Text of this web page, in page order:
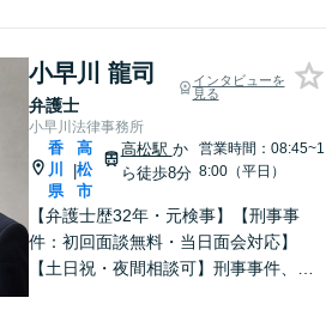
小早川 龍司
弁護士
インタビューを
見る
小早川法律事務所
香
川
県
|
高
松
市
高松駅 か
ら徒歩8分
営業時間：08:45~1
8:00（平日）
【弁護士歴32年・元検事】【刑事事
件：初回面談無料・当日面会対応】
【土日祝・夜間相談可】刑事事件、離